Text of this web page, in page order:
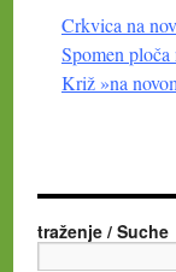
Crkvica na
Spomen
Križ »na
traženje / Suche